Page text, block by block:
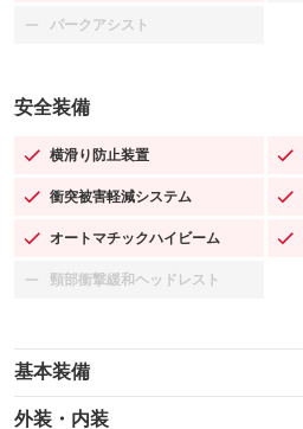
パークアシスト
：装備なし
安全装備
横滑り防止装置
：装備あり
衝突被害軽減システム
：装備あり
オートマチックハイビーム
：装備あり
頸部衝撃緩和ヘッドレスト
：装備なし
基本装備
エアバッグ：運転席/助手席/サイド
：装備あり
外装・内装